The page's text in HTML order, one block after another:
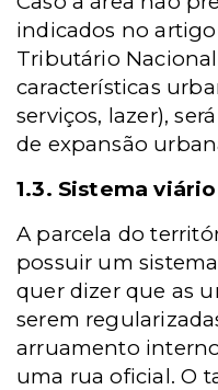
indicados no artigo
Tributário
características
serviços, lazer),
de expansão
1.3. Sistema viário
A parcela do
possuir um
quer dizer que as
serem
arruamento
uma rua oficial. O